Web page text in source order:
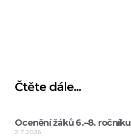
Čtěte dále...
Ocenění žáků 6.–8. ročníku
2. 7. 2026